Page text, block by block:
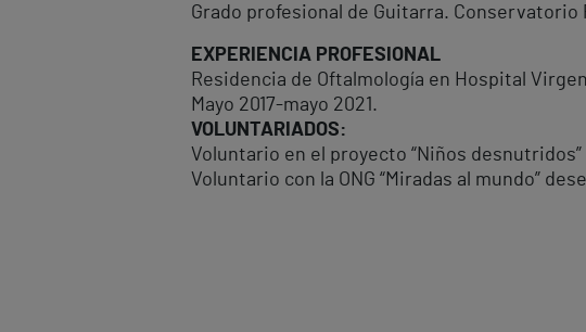
Grado profesional de Guitarra. Conservatorio
EXPERIENCIA PROFESIONAL
Residencia de Oftalmología en Hospital
Mayo 2017-mayo 2021.
VOLUNTARIADOS:
Voluntario en el proyecto “Niños
Voluntario con la ONG “Miradas al mundo”